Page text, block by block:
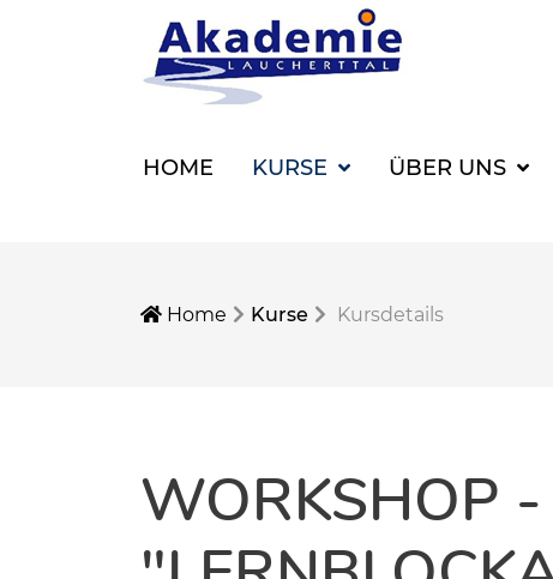
HOME KURSE ÜBER UNS
Home Kurse Kursdetails
WORKSHOP -